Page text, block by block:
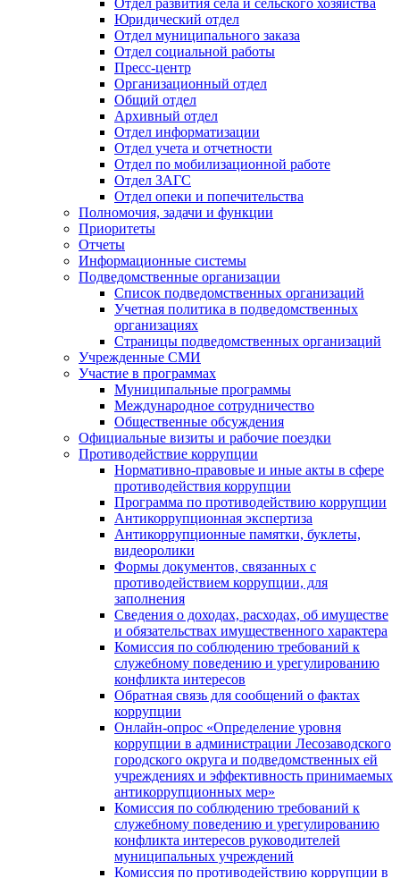
Отдел развития села и сельского хозяйства
Юридический отдел
Отдел муниципального заказа
Отдел социальной работы
Пресс-центр
Организационный отдел
Общий отдел
Архивный отдел
Отдел информатизации
Отдел учета и отчетности
Отдел по мобилизационной работе
Отдел ЗАГС
Отдел опеки и попечительства
Полномочия, задачи и функции
Приоритеты
Отчеты
Информационные системы
Подведомственные организации
Список подведомственных организаций
Учетная политика в подведомственных
организациях
Страницы подведомственных организаций
Учрежденные СМИ
Участие в программах
Муниципальные программы
Международное сотрудничество
Общественные обсуждения
Официальные визиты и рабочие поездки
Противодействие коррупции
Нормативно-правовые и иные акты в сфере
противодействия коррупции
Программа по противодействию коррупции
Антикоррупционная экспертиза
Антикоррупционные памятки, буклеты,
видеоролики
Формы документов, связанных с
противодействием коррупции, для
заполнения
Сведения о доходах, расходах, об имуществе
и обязательствах имущественного характера
Комиссия по соблюдению требований к
служебному поведению и урегулированию
конфликта интересов
Обратная связь для сообщений о фактах
коррупции
Онлайн-опрос «Определение уровня
коррупции в администрации Лесозаводского
городского округа и подведомственных ей
учреждениях и эффективность принимаемых
антикоррупционных мер»
Комиссия по соблюдению требований к
служебному поведению и урегулированию
конфликта интересов руководителей
муниципальных учреждений
Комиссия по противодействию коррупции в